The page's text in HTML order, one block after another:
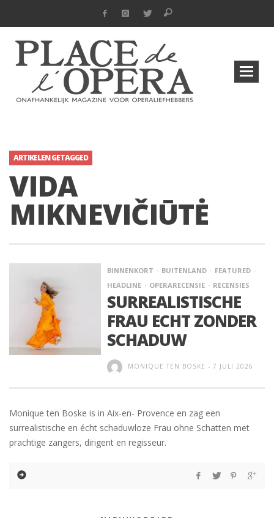
ARTIKELEN GETAGGED
VIDA
MIKNEVIČIŪTĖ
BINNENKORT BUITENLAND
FEATURED
HEADLINE
OPERARECENSIE RECENSIES
SURREALISTISCHE
FRAU ECHT ZONDER
SCHADUW
MONIQUE TEN BOSKE - 7 JULI 2026
Monique ten Boske is in Aix-en- Provence en zag een
surrealistische en écht schaduwloze Frau ohne Schatten met
prachtige zangers, dirigent en regisseur.